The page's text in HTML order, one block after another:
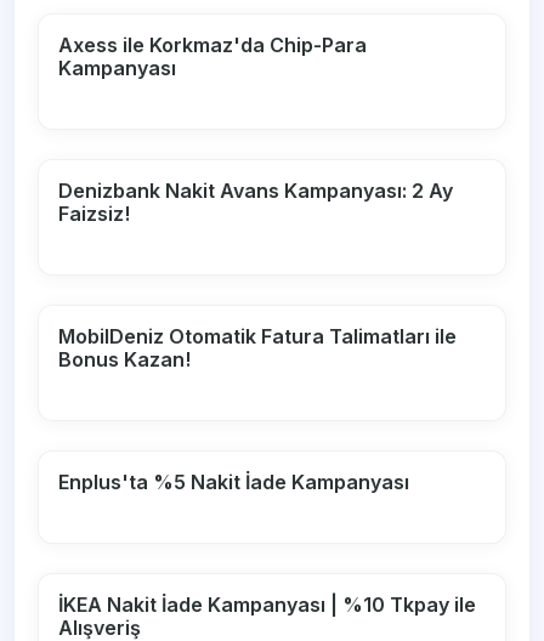
Axess ile Korkmaz'da Chip-Para
Kampanyası
Denizbank Nakit Avans Kampanyası: 2 Ay
Faizsiz!
MobilDeniz Otomatik Fatura Talimatları ile
Bonus Kazan!
Enplus'ta %5 Nakit İade Kampanyası
İKEA Nakit İade Kampanyası | %10 Tkpay ile
Alışveriş